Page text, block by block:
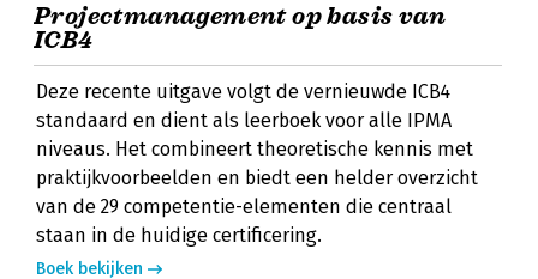
Projectmanagement op basis van
ICB4
Deze recente uitgave volgt de vernieuwde ICB4
standaard en dient als leerboek voor alle IPMA
niveaus. Het combineert theoretische kennis met
praktijkvoorbeelden en biedt een helder overzicht
van de 29 competentie-elementen die centraal
staan in de huidige certificering.
Boek bekijken